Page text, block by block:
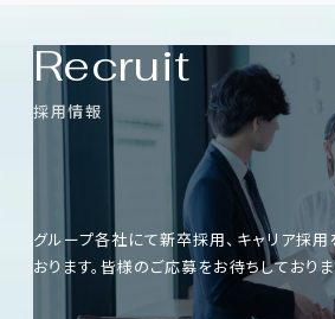
Recruit
採用情報
グループ各社にて新卒採用、キャリア採用
おります。皆様のご応募をお待ちしておりま